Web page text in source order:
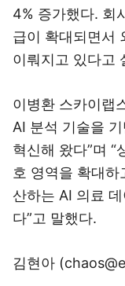
4% 증가했다. 회
급이 확대되면서
이뤄지고 있다고
이병환 스카이랩
AI 분석 기술을
혁신해 왔다”며 “
호 영역을 확대
산하는 AI 의료
다”고 말했다.
김현아